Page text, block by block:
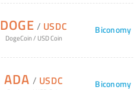
DOGE / USDC
DogeCoin/ USD Coin
Biconomy
ADA / USDC Biconomy